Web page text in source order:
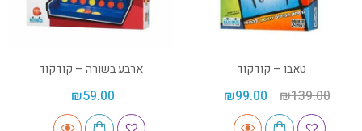
טאבו – קודקוד
₪139.00
₪99.00
ארבע בשורה – קודקוד
₪59.00